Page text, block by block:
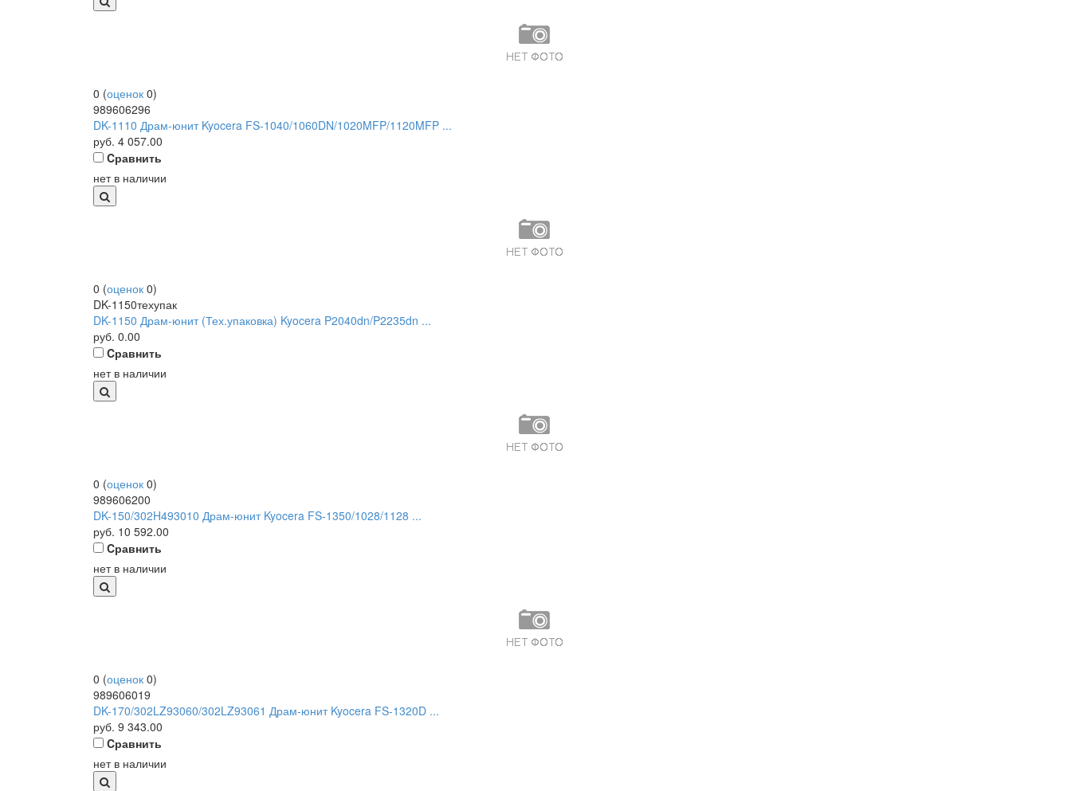
0 (оценок 0)
989606296
DK-1110 Драм-юнит Kyocera FS-1040/1060DN/1020MFP/1120MFP ...
руб. 4 057.00
Cравнить
нет в наличии
0 (оценок 0)
DK-1150техупак
DK-1150 Драм-юнит (Тех.упаковка) Kyocera P2040dn/P2235dn ...
руб. 0.00
Cравнить
нет в наличии
0 (оценок 0)
989606200
DK-150/302H493010 Драм-юнит Kyocera FS-1350/1028/1128 ...
руб. 10 592.00
Cравнить
нет в наличии
0 (оценок 0)
989606019
DK-170/302LZ93060/302LZ93061 Драм-юнит Kyocera FS-1320D ...
руб. 9 343.00
Cравнить
нет в наличии